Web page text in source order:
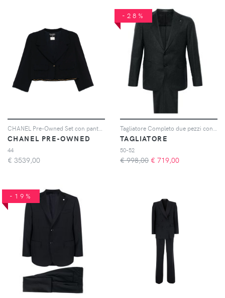
CHANEL PRE-OWNED
44
€ 3539,00
-28%
TAGLIATORE
50-52
€ 998,00 € 719,00
-19%